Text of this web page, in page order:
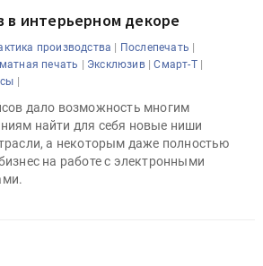
в интерьерном декоре
производства | Послепечать |
печать | Эксклюзив|Смарт-Т|
|
дало возможность многим
найти для себя новые ниши
а некоторым даже полностью
на работе с электронными